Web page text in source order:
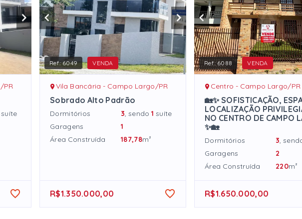
PR
suíte
Ref.: 6049 VENDA
Vila Bancária - Campo Largo/PR
Sobrado Alto Padrão
Dormitórios 3, sendo1 suíte
Garagens
1
Área Construída
187,78m²
R$1.350.000,00
Ref.:6088 VENDA
Centro - Campo Largo/PR
🏡✨ SOFISTICAÇÃO,
LOCALIZAÇÃO
NO CENTRO DE CAMPO
✨🏡
Dormitórios 3,
Garagens
2
Área Construída
220m²
R$1.650.000,00